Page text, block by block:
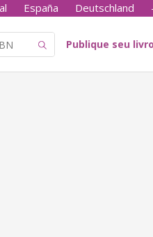
España Deutschland
Publique seu livro